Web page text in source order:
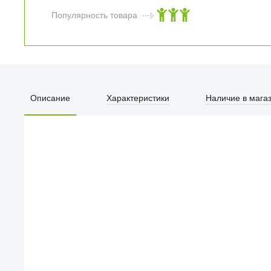
Популярность товара
Описание Характеристики Наличие в